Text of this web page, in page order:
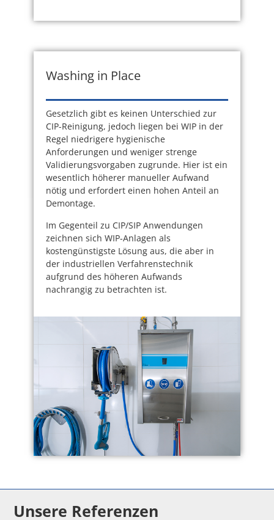
Washing in Place
Gesetzlich gibt es keinen Unterschied zur
CIP-Reinigung, jedoch liegen bei WIP in der
Regel niedrigere hygienische
Anforderungen und weniger strenge
Validierungsvorgaben zugrunde. Hier ist ein
wesentlich höherer manueller Aufwand
nötig und erfordert einen hohen Anteil an
Demontage.
Im Gegenteil zu CIP/SIP Anwendungen
zeichnen sich WIP-Anlagen als
kostengünstigste Lösung aus, die aber in
der industriellen Verfahrenstechnik
aufgrund des höheren Aufwands
nachrangig zu betrachten ist.
Unsere Referenzen